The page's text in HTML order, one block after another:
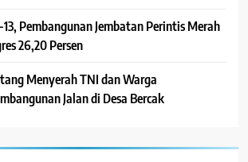
Pembangunan Jembatan Perintis Merah
26,20 Persen
Menyerah TNI dan Warga
Jalan di Desa Bercak